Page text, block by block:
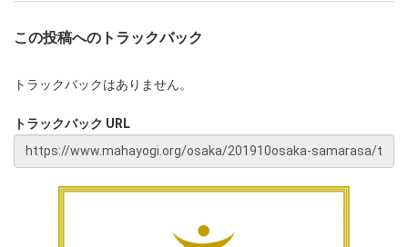
この投稿へのトラックバック
トラックバックはありません。
トラックバック URL